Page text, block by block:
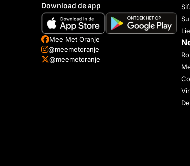
Download de app
Mee Met Oranje
@meemetoranje
@meemetoranje